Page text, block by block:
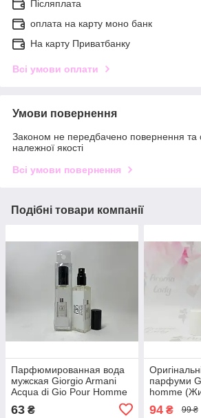
Післяплата
оплата на карту моно банк
На карту Приватбанку
Всі умови оплати
Умови повернення
Законом не передбачено повернення та
належної якості
Всі умови повернення
Подібні товари компанії
Парфюмированная вода
мужская Giorgio Armani
Acqua di Gio Pour Homme
(Аква Ди Джио Пур Хомм)
17мл
63 ₴
парфуми
homme
94₴ 99 ₴